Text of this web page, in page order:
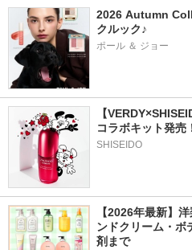
2026 Autumn
クルック♪
ポール ＆ ジョー
【
コラボキット発売
SHISEIDO
【2026年最新】
ンドクリーム・ボ
剤まで